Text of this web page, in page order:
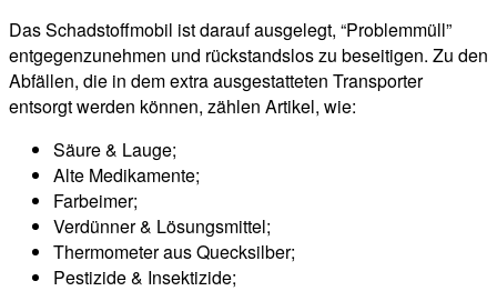
Das Schadstoffmobil ist darauf ausgelegt, “Problemmüll”
entgegenzunehmen und rückstandslos zu beseitigen. Zu den
Abfällen, die in dem extra ausgestatteten Transporter
entsorgt werden können, zählen Artikel, wie:
Säure & Lauge;
Alte Medikamente;
Farbeimer;
Verdünner & Lösungsmittel;
Thermometer aus Quecksilber;
Pestizide & Insektizide;